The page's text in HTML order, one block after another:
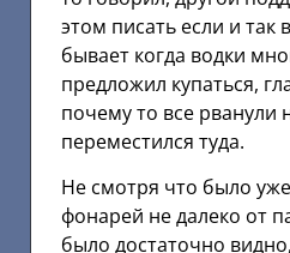
этом писать если и так
бывает когда водки
предложил купаться,
почему то все рванули
переместился туда.
Не смотря что было
фонарей не далеко от
было достаточно